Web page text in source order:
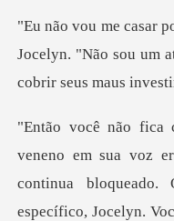
Jocelyn. "Não sou um
continua
específico, Jocelyn.